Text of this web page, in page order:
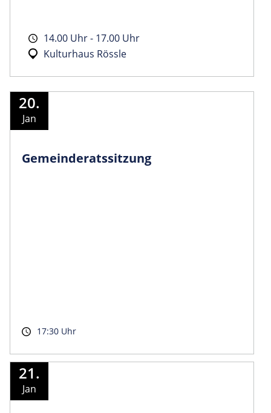
14.00 Uhr - 17.00 Uhr
Kulturhaus Rössle
20.
Jan
Gemeinder­atssitzung
17:30 Uhr
21.
Jan